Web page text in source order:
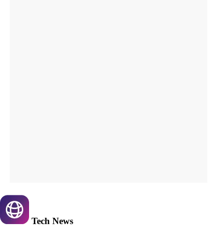
Tech News